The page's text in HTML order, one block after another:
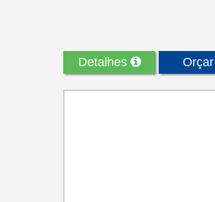
Detalhes Orçar